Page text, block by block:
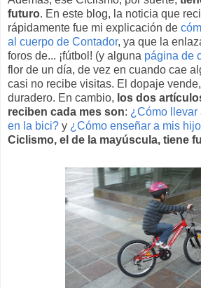
futuro. En este blog, la noticia que
rápidamente fue mi explicación de
al cuerpo de Contador, ya que la
foros de... ¡fútbol! (y alguna página de
flor de un día, de vez en cuando cae
casi no recibe visitas. El dopaje
duradero. En cambio, los dos
reciben cada mes son: ¿Cómo llevar
en la bici? y ¿Cómo enseñar a mis
Ciclismo, el de la mayúscula, tiene